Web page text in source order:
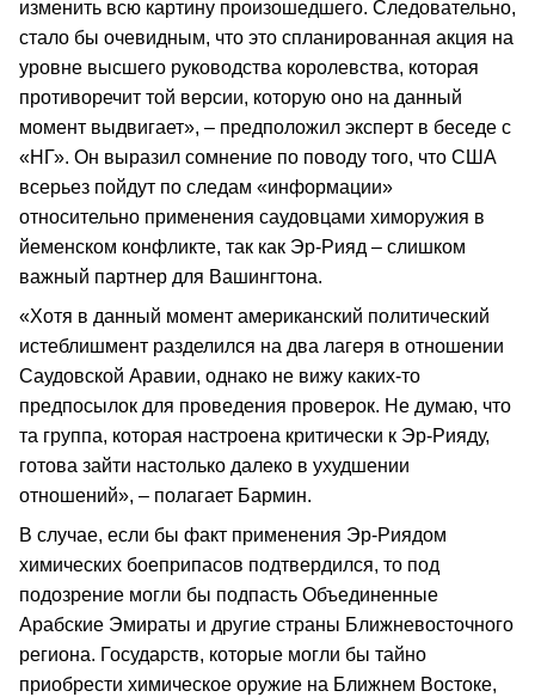
изменить всю картину произошедшего. Следовательно,
стало бы очевидным, что это спланированная акция на
уровне высшего руководства королевства, которая
противоречит той версии, которую оно на данный
момент выдвигает», – предположил эксперт в беседе с
«НГ». Он выразил сомнение по поводу того, что США
всерьез пойдут по следам «информации»
относительно применения саудовцами химоружия в
йеменском конфликте, так как Эр-Рияд – слишком
важный партнер для Вашингтона.
«Хотя в данный момент американский политический
истеблишмент разделился на два лагеря в отношении
Саудовской Аравии, однако не вижу каких-то
предпосылок для проведения проверок. Не думаю, что
та группа, которая настроена критически к Эр-Рияду,
готова зайти настолько далеко в ухудшении
отношений», – полагает Бармин.
В случае, если бы факт применения Эр-Риядом
химических боеприпасов подтвердился, то под
подозрение могли бы подпасть Объединенные
Арабские Эмираты и другие страны Ближневосточного
региона. Государств, которые могли бы тайно
приобрести химическое оружие на Ближнем Востоке,